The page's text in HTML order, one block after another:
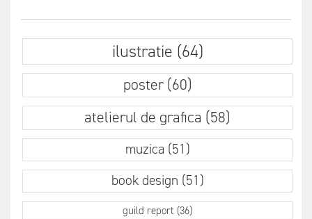
ilustratie (64)
poster (60)
atelierul de grafica (58)
muzica (51)
book design (51)
guild report (36)